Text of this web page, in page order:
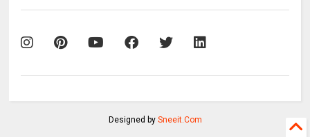
Designed by Sneeit.Com